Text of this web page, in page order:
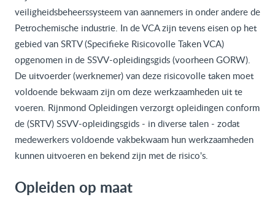
veiligheidsbeheerssysteem van aannemers in onder andere de
Petrochemische industrie. In de VCA zijn tevens eisen op het
gebied van SRTV (Specifieke Risicovolle Taken VCA)
opgenomen in de SSVV-opleidingsgids (voorheen GORW).
De uitvoerder (werknemer) van deze risicovolle taken moet
voldoende bekwaam zijn om deze werkzaamheden uit te
voeren. Rijnmond Opleidingen verzorgt opleidingen conform
de (SRTV) SSVV-opleidingsgids - in diverse talen - zodat
medewerkers voldoende vakbekwaam hun werkzaamheden
kunnen uitvoeren en bekend zijn met de risico's.
Opleiden op maat